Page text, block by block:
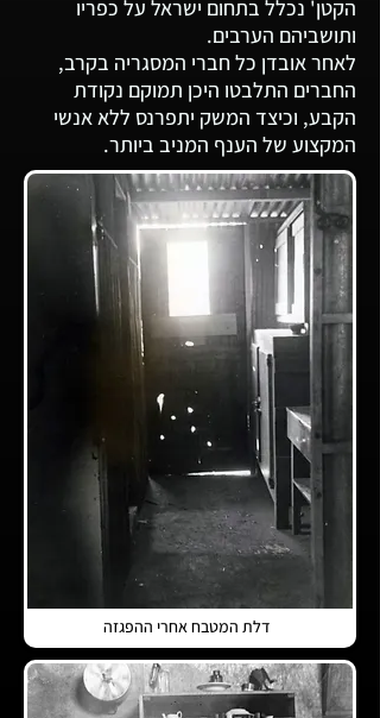
הקטן' נכלל בתחום ישראל על כפריו
ותושביהם הערבים.
לאחר אובדן כל חברי המסגריה בקרב,
החברים התלבטו היכן תמוקם נקודת
הקבע, וכיצד המשק יתפרנס ללא אנשי
המקצוע של הענף המניב ביותר.
דלת המטבח אחרי ההפגזה